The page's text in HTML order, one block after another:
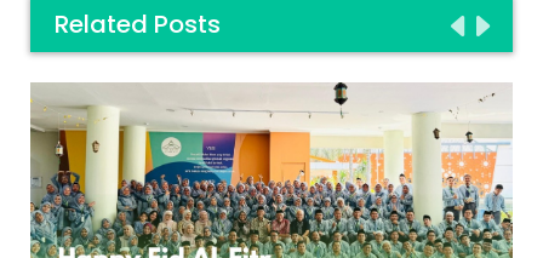
Related Posts